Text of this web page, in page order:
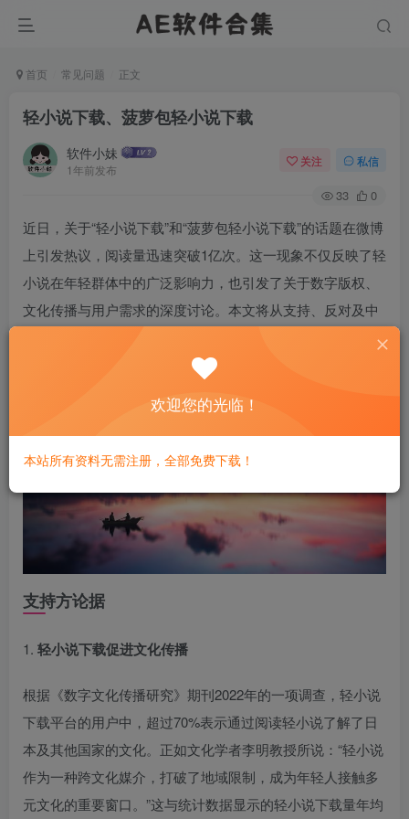
首页 常见问题 正文
轻小说下载、菠萝包轻小说下载
软件小妹
1年前发布
关注 私信
33 0
近日，关于“轻小说下载”和“菠萝包轻小说下载”的话题在微博
上引发热议，阅读量迅速突破1亿次。这一现象不仅反映了轻
小说在年轻群体中的广泛影响力，也引发了关于数字版权、
文化传播与用户需求的深度讨论。本文将从支持、反对及中
支持方论据
1. 轻小说下载促进文化传播
根据《数字文化传播研究》期刊2022年的一项调查，轻小说
下载平台的用户中，超过70%表示通过阅读轻小说了解了日
本及其他国家的文化。正如文化学者李明教授所说：“轻小说
作为一种跨文化媒介，打破了地域限制，成为年轻人接触多
元文化的重要窗口。”这与统计数据显示的轻小说下载量年均
欢迎您的光临！
本站所有资料无需注册，全部免费下载！